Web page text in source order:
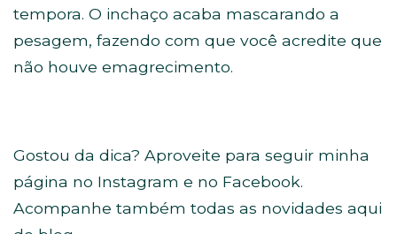
tempora. O inchaço acaba mascarando a
pesagem, fazendo com que você acredite que
não houve emagrecimento.
Gostou da dica? Aproveite para seguir minha
página no Instagram e no Facebook.
Acompanhe também todas as novidades aqui